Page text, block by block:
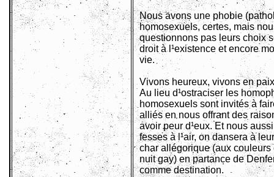
Nous avons une phobie
homosexuels, certes, mais
questionnons pas leurs choix
droit à l¹existence et encore
vie.
Vivons heureux, vivons en
Au lieu d¹ostraciser les
homosexuels sont invités à
alliés en nous offrant des
avoir peur d¹eux. Et nous
fesses à l¹air, on dansera à
char allégorique (aux couleurs
nuit gay) en partance de
comme destination.